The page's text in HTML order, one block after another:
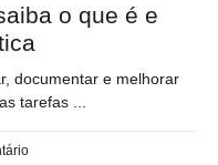
o que é e
documentar e melhorar
tarefas